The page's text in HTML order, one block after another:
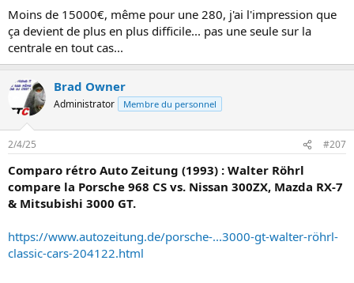
Moins de 15000€, même pour une 280, j'ai l'impression que
ça devient de plus en plus difficile... pas une seule sur la
centrale en tout cas...
Brad Owner
Administrator Membre du personnel
2/4/25 #207
Comparo rétro Auto Zeitung (1993) : Walter Röhrl
compare la Porsche 968 CS vs. Nissan 300ZX, Mazda RX-7
& Mitsubishi 3000 GT.
https://www.autozeitung.de/porsche-...3000-gt-walter-röhrl-
classic-cars-204122.html